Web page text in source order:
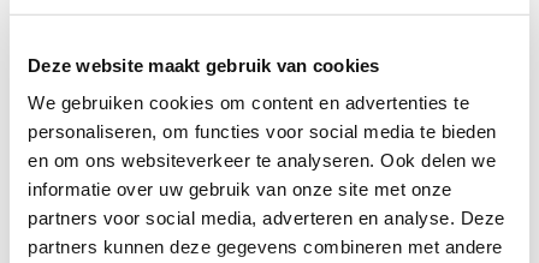
Deze website maakt gebruik van cookies
We gebruiken cookies om content en advertenties te
personaliseren, om functies voor social media te bieden
en om ons websiteverkeer te analyseren. Ook delen we
informatie over uw gebruik van onze site met onze
partners voor social media, adverteren en analyse. Deze
partners kunnen deze gegevens combineren met andere